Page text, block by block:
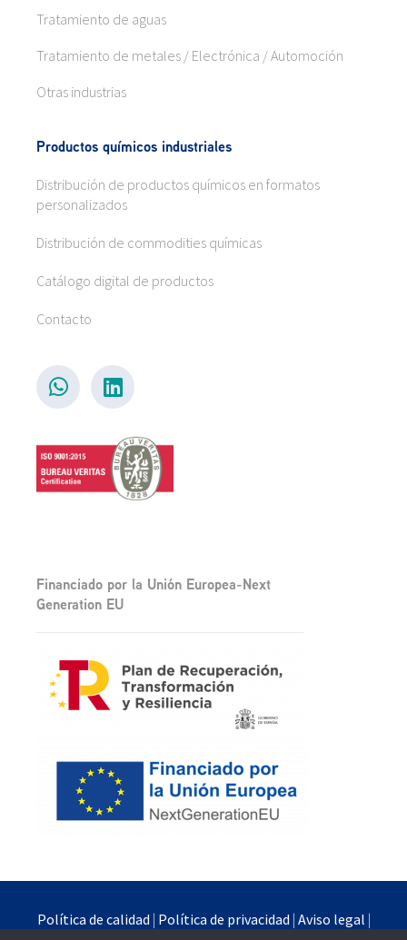
Tratamiento de aguas
Tratamiento de metales / Electrónica / Automoción
Otras industrias
Productos químicos industriales
Distribución de productos químicos en formatos
personalizados
Distribución de commodities químicas
Catálogo digital de productos
Contacto
Financiado por la Unión Europea-Next
Generation EU
Política de calidad | Política de privacidad | Aviso legal |